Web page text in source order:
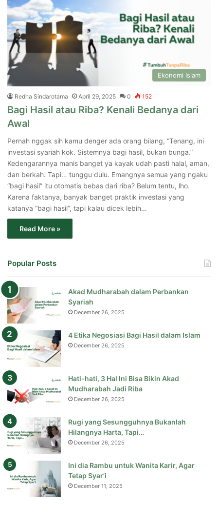
Ekonomi Islam
Redha Sindarotama April 29, 2025 0 152
Bagi Hasil atau Riba? Kenali Bedanya dari
Awal
Pernah nggak sih kamu denger ada orang bilang, “Tenang, ini
investasi syariah kok. Sistemnya bagi hasil, bukan bunga.”
Kedengarannya manis banget ya kayak udah pasti halal, aman,
dan berkah. Tapi… tunggu dulu. Emangnya semua yang ngaku
“bagi hasil” itu otomatis bebas dari riba? Belum tentu, lho.
Karena faktanya, banyak banget praktik investasi yang
katanya “bagi hasil”, tapi kalau dicek lebih…
Read More »
Popular Posts
Akad Mudharabah dalam Perbankan
Syariah
December 26, 2025
4 Etika Negosiasi Bagi Hasil dalam Islam
December 26, 2025
Hati-hati, 3 Hal Ini Bisa Bikin Akad
Mudharabah Jadi Riba
December 26, 2025
Rugi yang Sesungguhnya Bukanlah
Hilangnya Harta, Tapi…
December 26, 2025
Ini dia Rambu untuk Wanita Karir, Agar
Tetap Syar’i
December 11, 2025